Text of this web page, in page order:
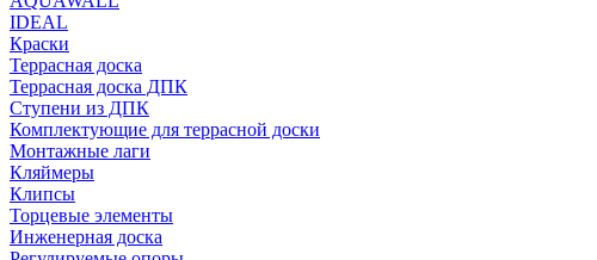
IDEAL
Краски
Террасная доска
Террасная доска ДПК
Ступени из ДПК
Комплектующие для террасной доски
Монтажные лаги
Кляймеры
Клипсы
Торцевые элементы
Инженерная доска